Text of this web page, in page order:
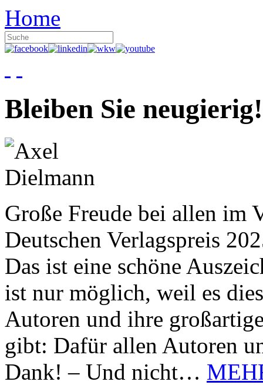
Home
Bleiben Sie neugierig!
Große Freude bei allen im
Deutschen Verlagspreis
Das ist eine schöne
ist nur möglich, weil es
Autoren und ihre
gibt: Dafür allen Autoren
Dank! – Und nicht…